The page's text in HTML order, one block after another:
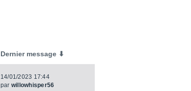
Dernier message ⬇
14/01/2023 17:44
par willowhisper56